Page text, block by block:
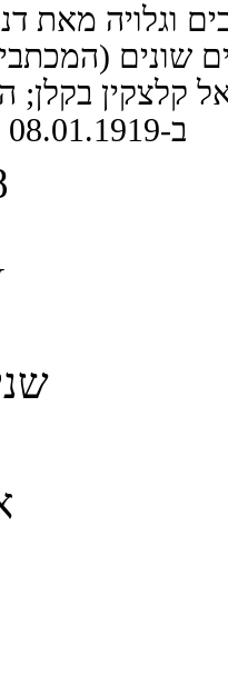
וגלויה מאת
אל קלצקין
ב-08.01.1919 אל קלצקין בקופנהגן)